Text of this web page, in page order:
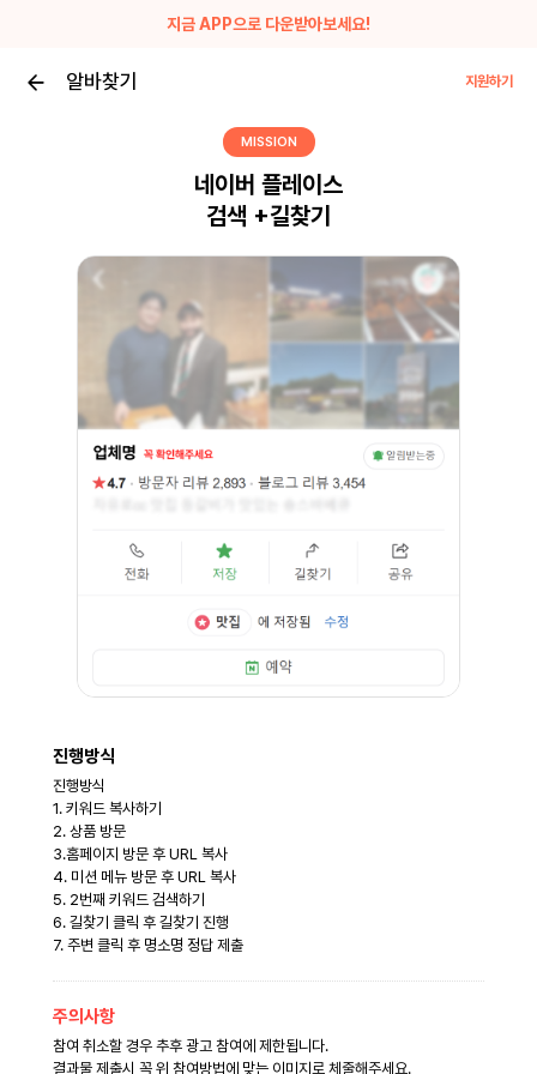
지금 APP으로 다운받아보세요!
알바찾기 지원하기
MISSION
네이버 플레이스
검색 +길찾기
진행방식
진행방식
1. 키워드 복사하기
2. 상품 방문
3.홈페이지 방문 후 URL 복사
4. 미션 메뉴 방문 후 URL 복사
5. 2번째 키워드 검색하기
6. 길찾기 클릭 후 길찾기 진행
7. 주변 클릭 후 명소명 정답 제출
주의사항
참여 취소할 경우 추후 광고 참여에 제한됩니다.
결과물 제출시 꼭 위 참여방법에 맞는 이미지로 체줄해주세요.